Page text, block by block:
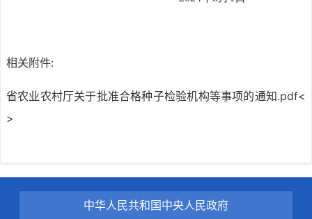
相关附件:
省农业农村厅关于批准合格种子检验机构等事项的通知.pdf<
>
中华人民共和国中央人民政府